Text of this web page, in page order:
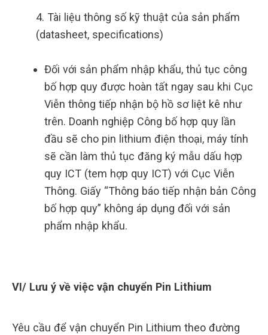
4. Tài liệu thông số kỹ thuật của sản phẩm
(datasheet, specifications)
Đối với sản phẩm nhập khẩu, thủ tục công
bố hợp quy được hoàn tất ngay sau khi Cục
Viễn thông tiếp nhận bộ hồ sơ liệt kê như
trên. Doanh nghiệp Công bố hợp quy lần
đầu sẽ cho pin lithium điện thoại, máy tính
sẽ cần làm thủ tục đăng ký mẫu dấu hợp
quy ICT (tem hợp quy ICT) với Cục Viễn
Thông. Giấy “Thông báo tiếp nhận bản Công
bố hợp quy” không áp dụng đối với sản
phẩm nhập khẩu.
VI/ Lưu ý về việc vận chuyển Pin Lithium
Yêu cầu để vận chuyển Pin Lithium theo đường